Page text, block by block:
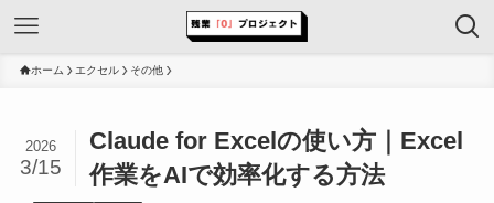
ホーム エクセル その他
Claude for Excelの使い方｜Excel
作業をAIで効率化する方法
2026
3/15